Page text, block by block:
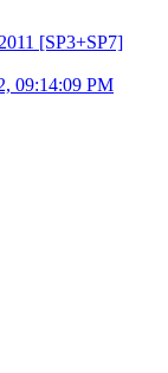
[SP3+SP7]
09:14:09 PM